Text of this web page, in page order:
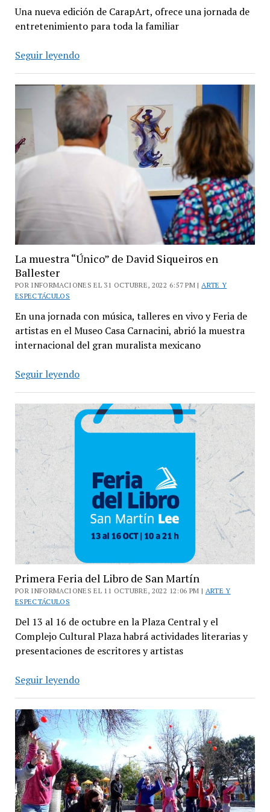
Una nueva edición de CarapArt, ofrece una jornada de
entretenimiento para toda la familiar
Seguir leyendoFestival
en
Carapachay
La muestra “Único” de David Siqueiros en
Ballester
POR INFORMACIONES EL 31 OCTUBRE, 2022 6:57 PM |ARTE Y
ESPECTÁCULOS
En una jornada con música, talleres en vivo y Feria de
artistas en el Museo Casa Carnacini, abrió la muestra
internacional del gran muralista mexicano
Seguir leyendoLa
“Único”
de
David
Ballester
Primera Feria del Libro de San Martín
POR INFORMACIONES EL 11 OCTUBRE, 2022 12:06 PM | ARTE Y
ESPECTÁCULOS
Del 13 al 16 de octubre en la Plaza Central y el
Complejo Cultural Plaza habrá actividades literarias y
presentaciones de escritores y artistas
Seguir leyendoPrimera
del
Libro
de
Martín